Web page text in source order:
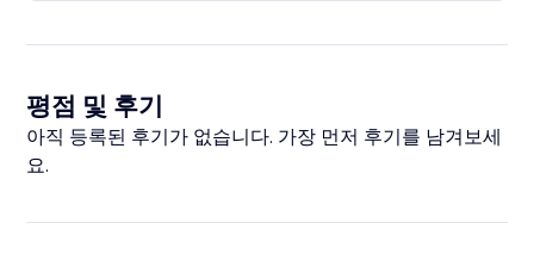
평점 및 후기
아직 등록된 후기가 없습니다. 가장 먼저 후기를 남겨보세
요.